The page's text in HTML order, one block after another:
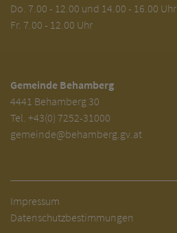
Do. 7.00 - 12.00 und 14.00 - 16.00 Uhr
Fr. 7.00 - 12.00 Uhr
Gemeinde Behamberg
4441 Behamberg 30
Tel. +43(0) 7252-31000
gemeinde@behamberg.gv.at
Impressum
Datenschutzbestimmungen